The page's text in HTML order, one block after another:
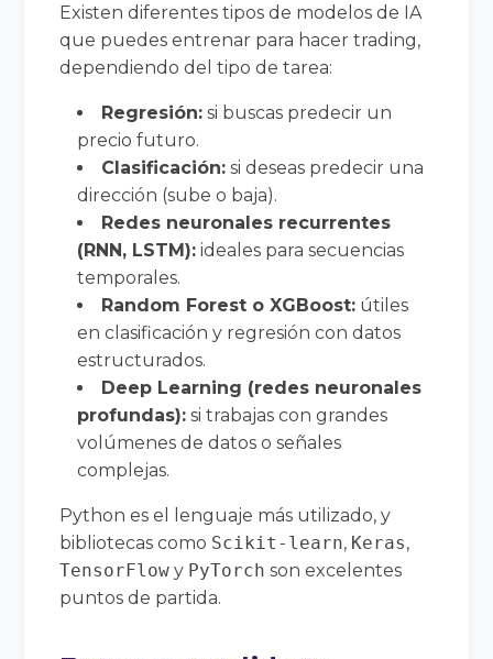
Existen diferentes tipos de modelos de IA
que puedes entrenar para hacer trading,
dependiendo del tipo de tarea:
Regresión: si buscas predecir un
precio futuro.
Clasificación: si deseas predecir una
dirección (sube o baja).
Redes neuronales recurrentes
(RNN, LSTM): ideales para secuencias
temporales.
Random Forest o XGBoost: útiles
en clasificación y regresión con datos
estructurados.
Deep Learning (redes neuronales
profundas): si trabajas con grandes
volúmenes de datos o señales
complejas.
Python es el lenguaje más utilizado, y
bibliotecas como Scikit-learn, Keras,
TensorFlow y PyTorch son excelentes
puntos de partida.